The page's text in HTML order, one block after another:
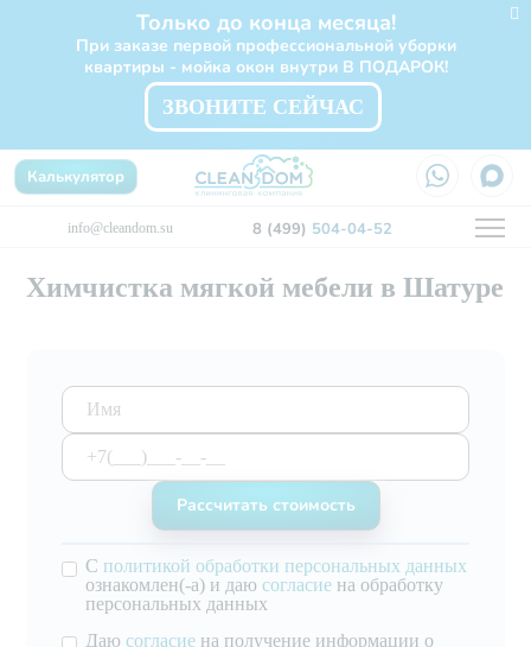
Только до конца месяца!
При заказе первой профессиональной уборки
квартиры - мойка окон внутри В ПОДАРОК!
ЗВОНИТЕ СЕЙЧАС
info@cleandom.su 8 (499) 504-04-52
Калькулятор
Химчистка мягкой мебели в Шатуре
С политикой обработки персональных данных
ознакомлен(-а) и даю согласие на обработку
персональных данных
Даю согласие на получение информации о